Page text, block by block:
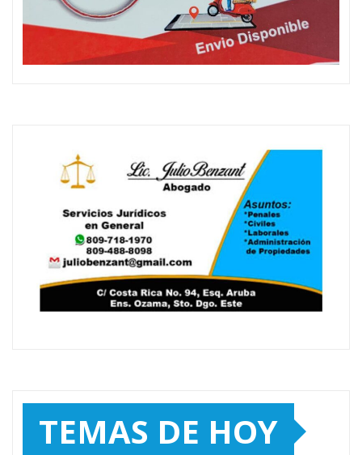
TEMAS DE HOY